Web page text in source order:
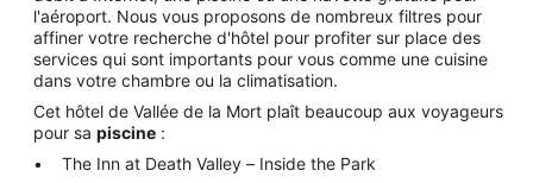
l'aéroport. Nous vous proposons de nombreux filtres pour
affiner votre recherche d'hôtel pour profiter sur place des
services qui sont importants pour vous comme une cuisine
dans votre chambre ou la climatisation.
Cet hôtel de Vallée de la Mort plaît beaucoup aux voyageurs
pour sa piscine :
The Inn at Death Valley – Inside the Park